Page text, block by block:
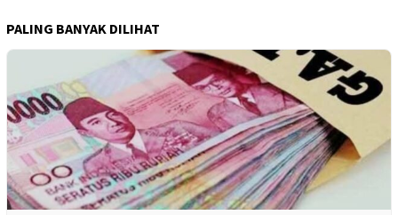
PALING BANYAK DILIHAT